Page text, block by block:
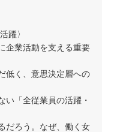
躍〉
企業活動を支える重要
低く、意思決定層への
い「全従業員の活躍・
だろう。なぜ、働く女